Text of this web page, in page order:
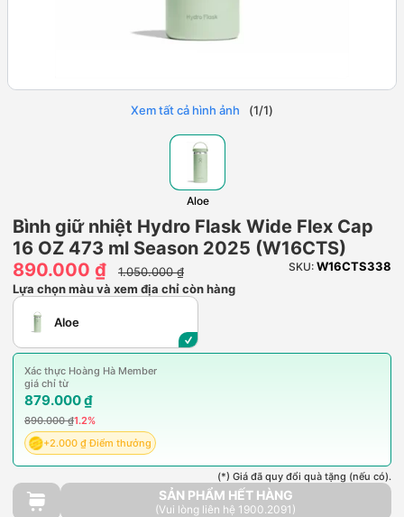
Xem tất cả hình ảnh (1/1)
Aloe
Bình giữ nhiệt Hydro Flask Wide Flex Cap
16 OZ 473 ml Season 2025 (W16CTS)
890.000 ₫
1.050.000 ₫ SKU: W16CTS338
Lựa chọn màu và xem địa chỉ còn hàng
Aloe
Xác thực Hoàng Hà Member
giá chỉ từ
879.000 ₫
890.000 ₫1.2%
+2.000 ₫ Điểm thưởng
(*) Giá đã quy đổi quà tặng (nếu có).
SẢN PHẨM HẾT HÀNG
(Vui lòng liên hệ 1900.2091)